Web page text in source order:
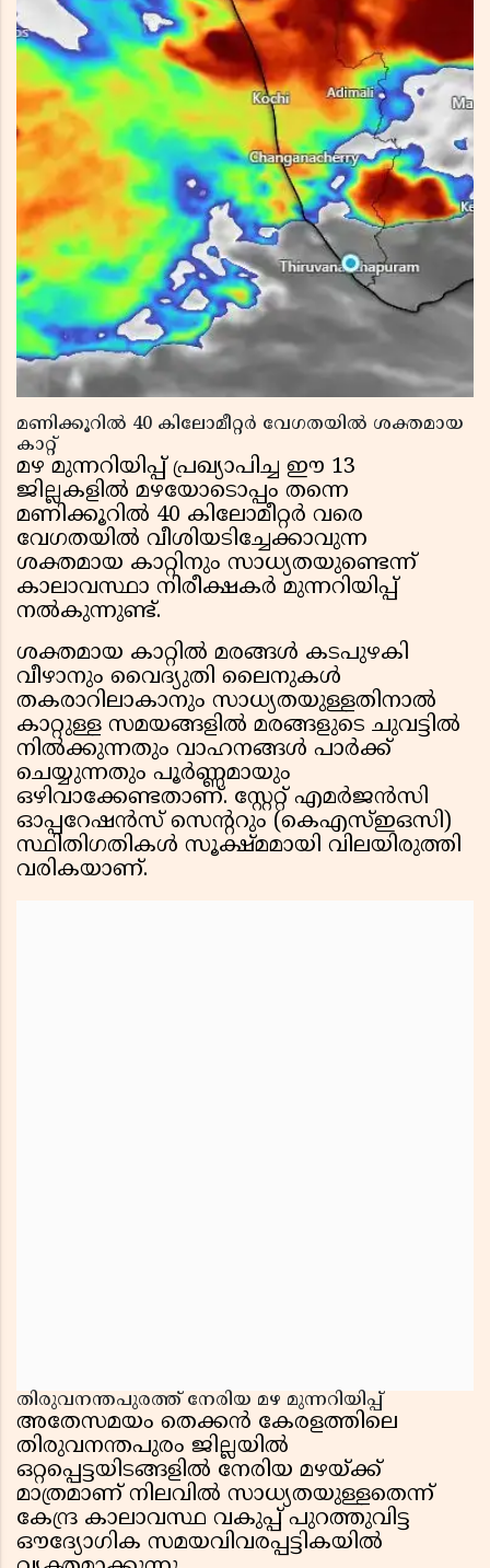
മണിക്കൂറിൽ 40 കിലോമീറ്റർ വേഗതയിൽ ശക്തമായ
കാറ്റ്
മഴ മുന്നറിയിപ്പ് പ്രഖ്യാപിച്ച ഈ 13
ജില്ലകളിൽ മഴയോടൊപ്പം തന്നെ
മണിക്കൂറിൽ 40 കിലോമീറ്റർ വരെ
വേഗതയിൽ വീശിയടിച്ചേക്കാവുന്ന
ശക്തമായ കാറ്റിനും സാധ്യതയുണ്ടെന്ന്
കാലാവസ്ഥാ നിരീക്ഷകർ മുന്നറിയിപ്പ്
നൽകുന്നുണ്ട്.
ശക്തമായ കാറ്റിൽ മരങ്ങൾ കടപുഴകി
വീഴാനും വൈദ്യുതി ലൈനുകൾ
തകരാറിലാകാനും സാധ്യതയുള്ളതിനാൽ
കാറ്റുള്ള സമയങ്ങളിൽ മരങ്ങളുടെ ചുവട്ടിൽ
നിൽക്കുന്നതും വാഹനങ്ങൾ പാർക്ക്
ചെയ്യുന്നതും പൂർണ്ണമായും
ഒഴിവാക്കേണ്ടതാണ്. സ്റ്റേറ്റ് എമർജൻസി
ഓപ്പറേഷൻസ് സെന്ററും (കെഎസ്ഇഒസി)
സ്ഥിതിഗതികൾ സൂക്ഷ്മമായി വിലയിരുത്തി
വരികയാണ്.
തിരുവനന്തപുരത്ത് നേരിയ മഴ മുന്നറിയിപ്പ്
അതേസമയം തെക്കൻ കേരളത്തിലെ
തിരുവനന്തപുരം ജില്ലയിൽ
ഒറ്റപ്പെട്ടയിടങ്ങളിൽ നേരിയ മഴയ്ക്ക്
മാത്രമാണ് നിലവിൽ സാധ്യതയുള്ളതെന്ന്
കേന്ദ്ര കാലാവസ്ഥ വകുപ്പ് പുറത്തുവിട്ട
ഔദ്യോഗിക സമയവിവരപ്പട്ടികയിൽ